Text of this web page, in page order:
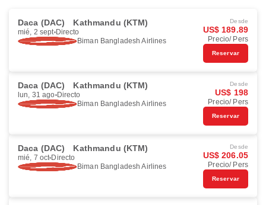
Daca (DAC) Kathmandu (KTM)
mié, 2 sept Directo
Biman Bangladesh Airlines
Desde
US$ 189.89
Precio/ Pers
Reservar
Daca (DAC) Kathmandu (KTM)
lun, 31 ago Directo
Biman Bangladesh Airlines
Desde
US$ 198
Precio/ Pers
Reservar
Daca (DAC) Kathmandu (KTM)
mié, 7 oct Directo
Biman Bangladesh Airlines
Desde
US$ 206.05
Precio/ Pers
Reservar